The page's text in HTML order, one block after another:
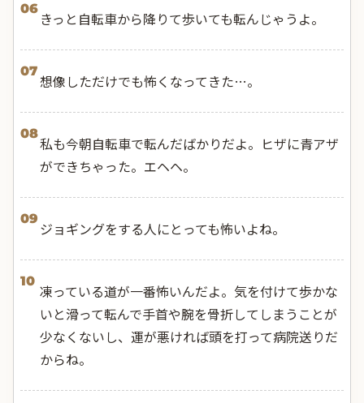
06
きっと自転車から降りて歩いても転んじゃうよ。
07
想像しただけでも怖くなってきた…。
08
私も今朝自転車で転んだばかりだよ。ヒザに青アザ
ができちゃった。エヘヘ。
09
ジョギングをする人にとっても怖いよね。
10
凍っている道が一番怖いんだよ。気を付けて歩かな
いと滑って転んで手首や腕を骨折してしまうことが
少なくないし、運が悪ければ頭を打って病院送りだ
からね。